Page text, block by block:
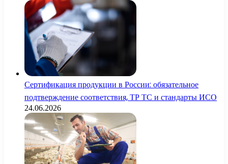
Сертификация продукции в России: обязательное
подтверждение соответствия, ТР ТС и стандарты ИСО
24.06.2026